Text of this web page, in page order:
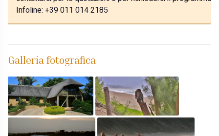
Infoline: +39 011 014 2185
Galleria fotografica